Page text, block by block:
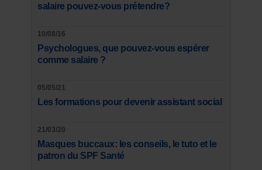
salaire pouvez-vous prétendre?
10/08/16
Psychologues, que pouvez-vous espérer
comme salaire ?
05/05/21
Les formations pour devenir assistant social
21/03/20
Masques buccaux: les conseils, le tuto et le
patron du SPF Santé